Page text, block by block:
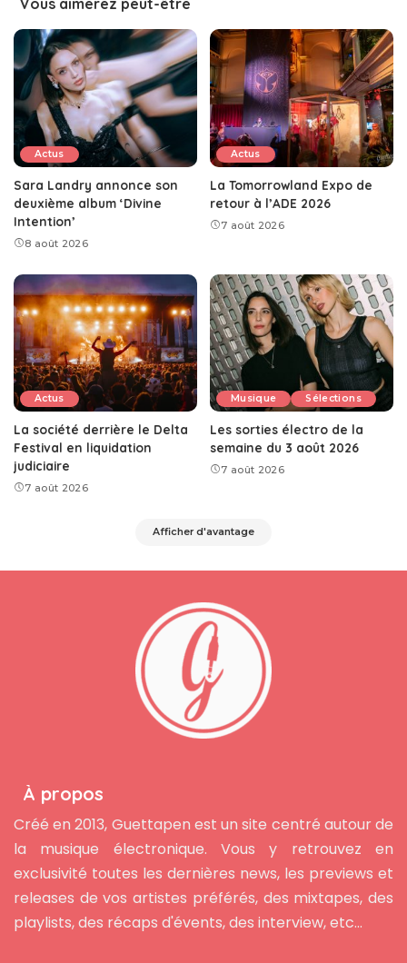
Vous aimerez peut-être
Actus
Sara Landry annonce son
deuxième album ‘Divine
Intention’
8 août 2026
Actus
La Tomorrowland Expo de
retour à l’ADE 2026
7 août 2026
Actus
La société derrière le Delta
Festival en liquidation
judiciaire
7 août 2026
Musique Sélections
Les sorties électro de la
semaine du 3 août 2026
7 août 2026
Afficher d'avantage
À propos
Créé en 2013, Guettapen est un site centré autour de
la musique électronique. Vous y retrouvez en
exclusivité toutes les dernières news, les previews et
releases de vos artistes préférés, des mixtapes, des
playlists, des récaps d'évents, des interview, etc...